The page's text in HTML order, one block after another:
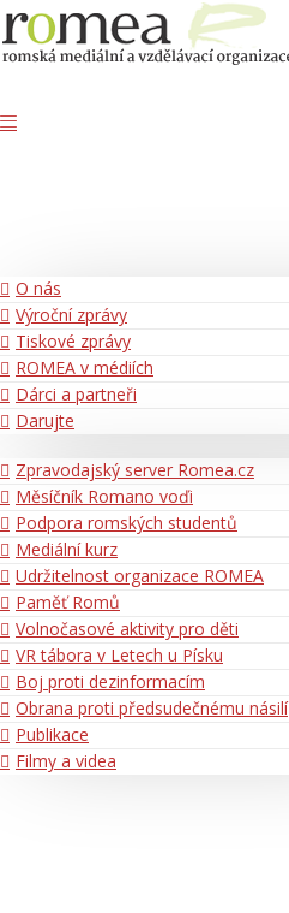
O nás
Výroční zprávy
Tiskové zprávy
ROMEA v médiích
Dárci a partneři
Darujte
Zpravodajský server Romea.cz
Měsíčník Romano voďi
Podpora romských studentů
Mediální kurz
Udržitelnost organizace ROMEA
Paměť Romů
Volnočasové aktivity pro děti
VR tábora v Letech u Písku
Boj proti dezinformacím
Obrana proti předsudečnému násilí
Publikace
Filmy a videa